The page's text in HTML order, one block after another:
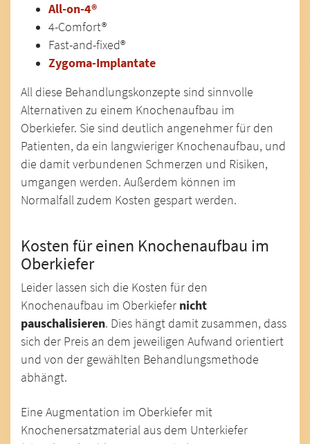
All-on-4®
4-Comfort®
Fast-and-fixed®
Zygoma-Implantate
All diese Behandlungskonzepte sind sinnvolle
Alternativen zu einem Knochenaufbau im
Oberkiefer. Sie sind deutlich angenehmer für den
Patienten, da ein langwieriger Knochenaufbau, und
die damit verbundenen Schmerzen und Risiken,
umgangen werden. Außerdem können im
Normalfall zudem Kosten gespart werden.
Kosten für einen Knochenaufbau im
Oberkiefer
Leider lassen sich die Kosten für den
Knochenaufbau im Oberkiefer nicht
pauschalisieren. Dies hängt damit zusammen, dass
sich der Preis an dem jeweiligen Aufwand orientiert
und von der gewählten Behandlungsmethode
abhängt.
Eine Augmentation im Oberkiefer mit
Knochenersatzmaterial aus dem Unterkiefer